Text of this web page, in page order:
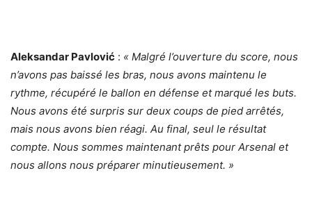
Aleksandar Pavlović : « Malgré l’ouverture du score, nous
n’avons pas baissé les bras, nous avons maintenu le
rythme, récupéré le ballon en défense et marqué les buts.
Nous avons été surpris sur deux coups de pied arrêtés,
mais nous avons bien réagi. Au final, seul le résultat
compte. Nous sommes maintenant prêts pour Arsenal et
nous allons nous préparer minutieusement. »